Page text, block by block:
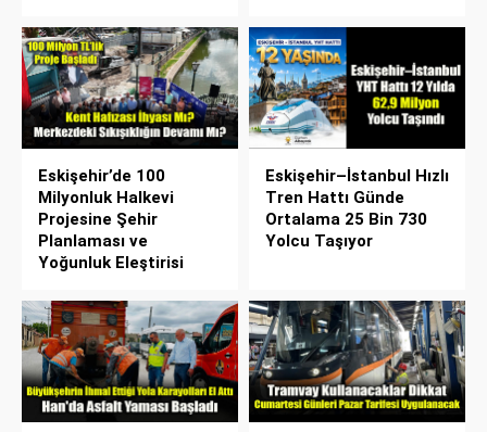
Eskişehir’de 100
Milyonluk Halkevi
Projesine Şehir
Planlaması ve
Yoğunluk Eleştirisi
Eskişehir–İstanbul Hızlı
Tren Hattı Günde
Ortalama 25 Bin 730
Yolcu Taşıyor